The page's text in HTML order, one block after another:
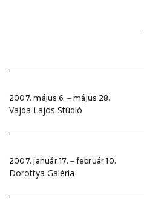
2007. május 6. ‒ május 28.
Vajda Lajos Stúdió
2007. január 17. ‒ február 10.
Dorottya Galéria